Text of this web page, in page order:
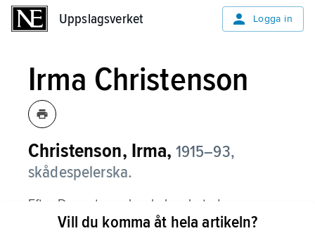
Uppslagsverket Logga in
Irma Christenson
Christenson, Irma, 1915–93,
skådespelerska.
Efter Dramatens elevskola arbetade
Christenson på bl.a. Göteborgs stadsteater
Vill du komma åt hela artikeln?